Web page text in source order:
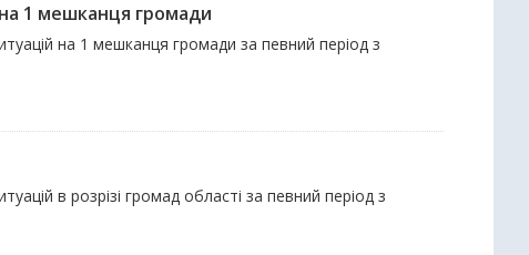
1 мешканця громади
на 1 мешканця громади за певний період з
в розрізі громад області за певний період з